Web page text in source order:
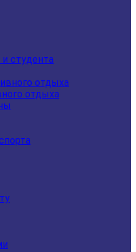
студента
отдыха